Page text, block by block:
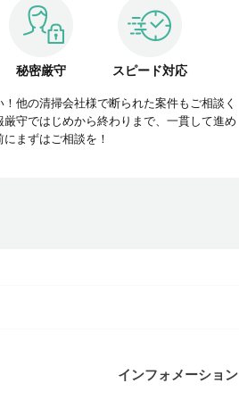
秘密厳守 スピード対応
他の清掃会社様で断られた案件もご相談く
守ではじめから終わりまで、一貫して進め
まずはご相談を！
インフォメーション